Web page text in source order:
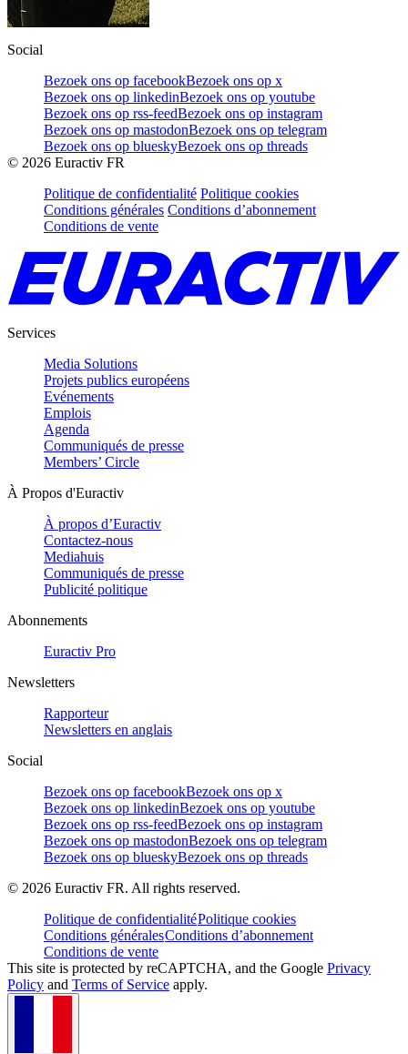
Social
Bezoek ons op facebookBezoek ons op x
Bezoek ons op linkedinBezoek ons op youtube
Bezoek ons op rss-feedBezoek ons op instagram
Bezoek ons op mastodonBezoek ons op telegram
Bezoek ons op blueskyBezoek ons op threads
© 2026 Euractiv FR
Politique de confidentialité Politique cookies
Conditions générales Conditions d’abonnement
Conditions de vente
Services
Media Solutions
Projets publics européens
Evénements
Emplois
Agenda
Communiqués de presse
Members’ Circle
À Propos d'Euractiv
À propos d’Euractiv
Contactez-nous
Mediahuis
Communiqués de presse
Publicité politique
Abonnements
Euractiv Pro
Newsletters
Rapporteur
Newsletters en anglais
Social
Bezoek ons op facebookBezoek ons op x
Bezoek ons op linkedinBezoek ons op youtube
Bezoek ons op rss-feedBezoek ons op instagram
Bezoek ons op mastodonBezoek ons op telegram
Bezoek ons op blueskyBezoek ons op threads
© 2026 Euractiv FR. All rights reserved.
Politique de confidentialitéPolitique cookies
Conditions généralesConditions d’abonnement
Conditions de vente
This site is protected by reCAPTCHA, and the Google Privacy
Policy and Terms of Service apply.